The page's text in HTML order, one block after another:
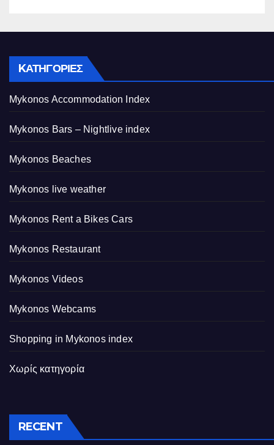
KΑΤΗΓΟΡΊΕΣ
Mykonos Accommodation Index
Mykonos Bars – Nightlive index
Mykonos Beaches
Mykonos live weather
Mykonos Rent a Bikes Cars
Mykonos Restaurant
Mykonos Videos
Mykonos Webcams
Shopping in Mykonos index
Χωρίς κατηγορία
RECENT